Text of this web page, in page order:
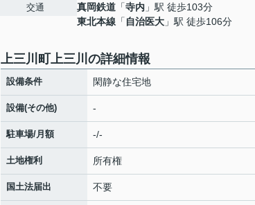
交通
真岡鉄道 「寺内 」駅 徒歩103分
東北本線 「 自治医大 」駅 徒歩106分
上三川町上三川の詳細情報
設備条件 閑静な住宅地
設備(その他) -
駐車場/月額 -/-
土地権利 所有権
国土法届出 不要